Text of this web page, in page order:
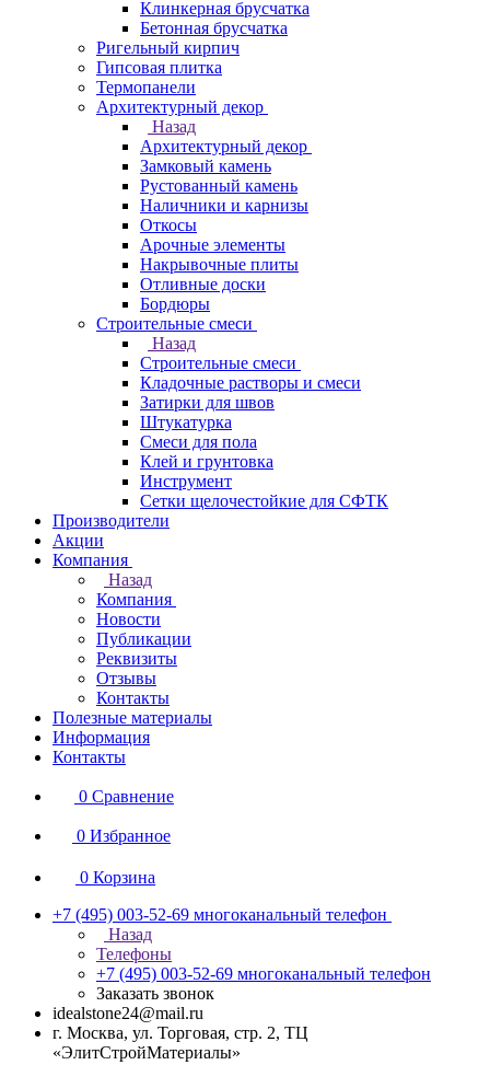
Клинкерная брусчатка
Бетонная брусчатка
Ригельный кирпич
Гипсовая плитка
Термопанели
Архитектурный декор
Назад
Архитектурный декор
Замковый камень
Рустованный камень
Наличники и карнизы
Откосы
Арочные элементы
Накрывочные плиты
Отливные доски
Бордюры
Строительные смеси
Назад
Строительные смеси
Кладочные растворы и смеси
Затирки для швов
Штукатурка
Смеси для пола
Клей и грунтовка
Инструмент
Сетки щелочестойкие для СФТК
Производители
Акции
Компания
Назад
Компания
Новости
Публикации
Реквизиты
Отзывы
Контакты
Полезные материалы
Информация
Контакты
0 Сравнение
0 Избранное
0 Корзина
+7 (495) 003-52-69 многоканальный телефон
Назад
Телефоны
+7 (495) 003-52-69 многоканальный телефон
Заказать звонок
idealstone24@mail.ru
г. Москва, ул. Торговая, стр. 2, ТЦ
«ЭлитСтройМатериалы»